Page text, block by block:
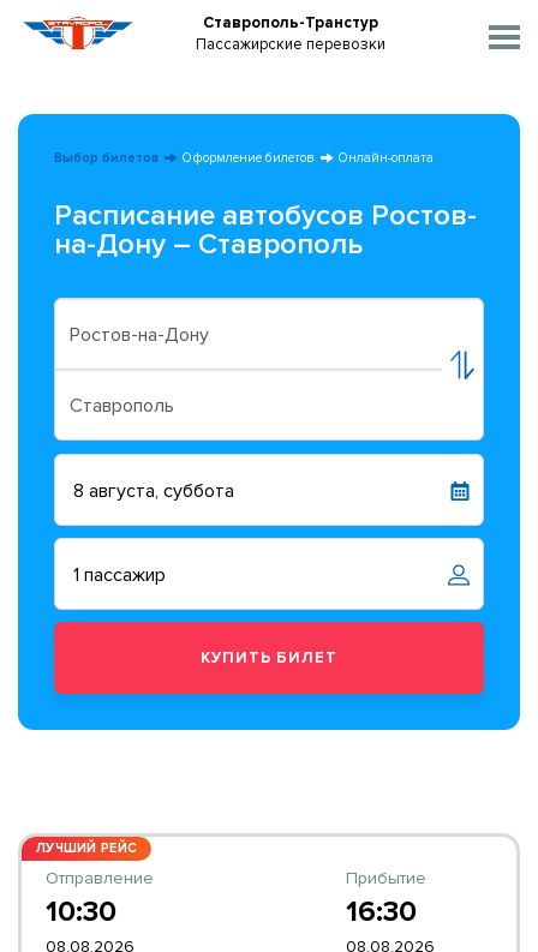
Ставрополь-Транстур
Пассажирские перевозки
Выбор билетов Оформление билетов Онлайн-оплата
Расписание автобусов Ростов-
на-Дону – Ставрополь
ЛУЧШИЙ РЕЙС
Отправление
10:30
08.08.2026
Прибытие
16:30
08.08.2026